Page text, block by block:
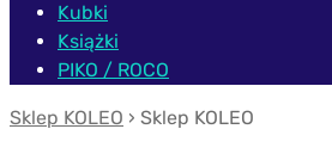
Kubki
Książki
PIKO / ROCO
Sklep KOLEO › Sklep KOLEO